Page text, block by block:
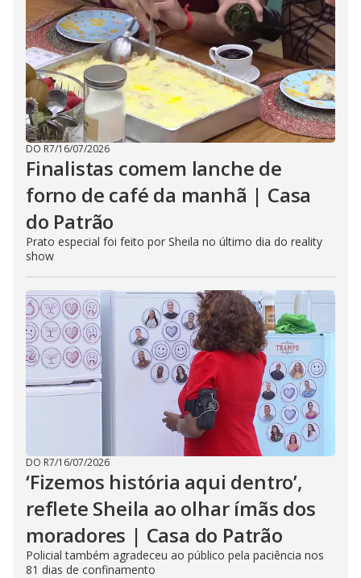
DO R7/16/07/2026
Finalistas comem lanche de
forno de café da manhã | Casa
do Patrão
Prato especial foi feito por Sheila no último dia do reality
show
DO R7/16/07/2026
‘Fizemos história aqui dentro’,
reflete Sheila ao olhar ímãs dos
moradores | Casa do Patrão
Policial também agradeceu ao público pela paciência nos
81 dias de confinamento